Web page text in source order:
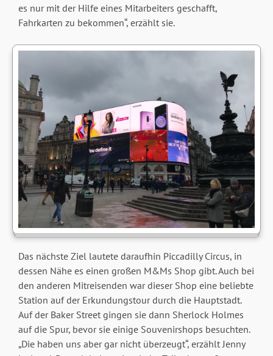
es nur mit der Hilfe eines Mitarbeiters geschafft,
Fahrkarten zu bekommen“, erzählt sie.
Das nächste Ziel lautete daraufhin Piccadilly Circus, in
dessen Nähe es einen großen M&Ms Shop gibt. Auch bei
den anderen Mitreisenden war dieser Shop eine beliebte
Station auf der Erkundungstour durch die Hauptstadt.
Auf der Baker Street gingen sie dann Sherlock Holmes
auf die Spur, bevor sie einige Souvenirshops besuchten.
„Die haben uns aber gar nicht überzeugt“, erzählt Jenny